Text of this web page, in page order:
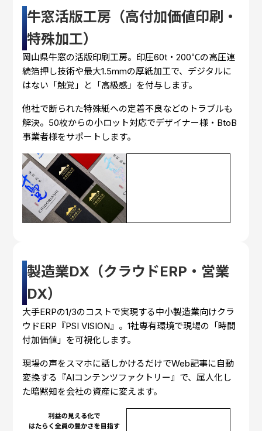
牛窓活版工房（高付加価値印刷・
特殊加工）
岡山県牛窓の活版印刷工房。印圧60t・200℃の高圧連
続箔押し技術や最大1.5mmの厚紙加工で、デジタルに
はない「触覚」と「高級感」を付与します。
他社で断られた特殊紙への定着不良などのトラブルも
解決。50枚からの小ロット対応でデザイナー様・BtoB
事業者様をサポートします。
製造業DX（クラウドERP・営業
DX）
大手ERPの1/3のコストで実現する中小製造業向けクラ
ウドERP『PSI VISION』。1社専有環境で現場の「時間
付加価値」を可視化します。
現場の声をスマホに話しかけるだけでWeb記事に自動
変換する『AIコンテンツファクトリー』で、属人化し
た暗黙知を会社の資産に変えます。